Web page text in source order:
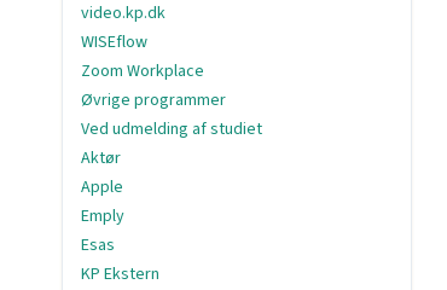
video.kp.dk
WISEflow
Zoom Workplace
Øvrige programmer
Ved udmelding af studiet
Aktør
Apple
Emply
Esas
KP Ekstern